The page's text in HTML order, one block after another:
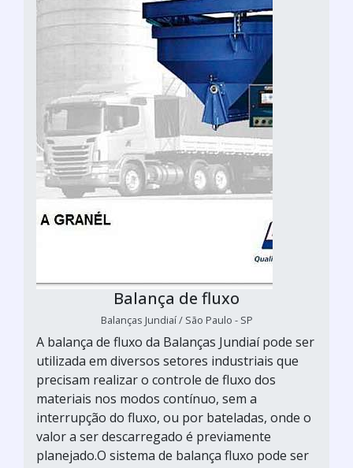
Balança de fluxo
Balanças Jundiaí / São Paulo - SP
A balança de fluxo da Balanças Jundiaí pode ser
utilizada em diversos setores industriais que
precisam realizar o controle de fluxo dos
materiais nos modos contínuo, sem a
interrupção do fluxo, ou por bateladas, onde o
valor a ser descarregado é previamente
planejado.O sistema de balança fluxo pode ser